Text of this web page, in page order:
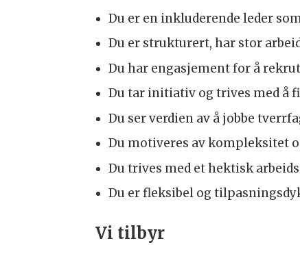
Du er en inkluderende leder
Du er strukturert, har stor
Du har engasjement for å
Du tar initiativ og trives med å
Du ser verdien av å jobbe
Du motiveres av kompleksitet
Du trives med et hektisk
Du er fleksibel og
Vi tilbyr